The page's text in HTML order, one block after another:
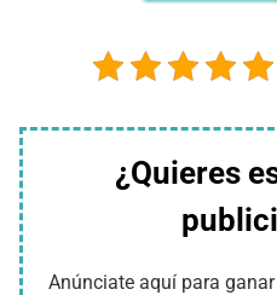
¿Quieres
Anúnciate aquí para